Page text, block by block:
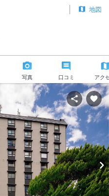
地図
写真 口コミ アク